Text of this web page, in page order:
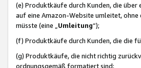
(e) Produktkäufe durch Kunden, die
auf eine Amazon-Website umleitet,
müsste (eine „ Umleitung“);
(f) Produktkäufe durch Kunden, die die
(g) Produktkäufe, die nicht richtig
ordnungsgemäß formatiert sind;